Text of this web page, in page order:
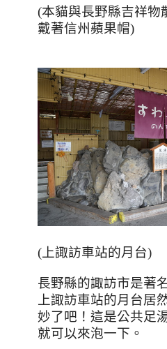
(本貓與長野縣吉祥物
戴著信州蘋果帽)
( 上諏訪車站的月台)
長野縣的諏訪市是著
上諏訪車站的月台居
妙了吧！這是公共足
就可以來泡一下。